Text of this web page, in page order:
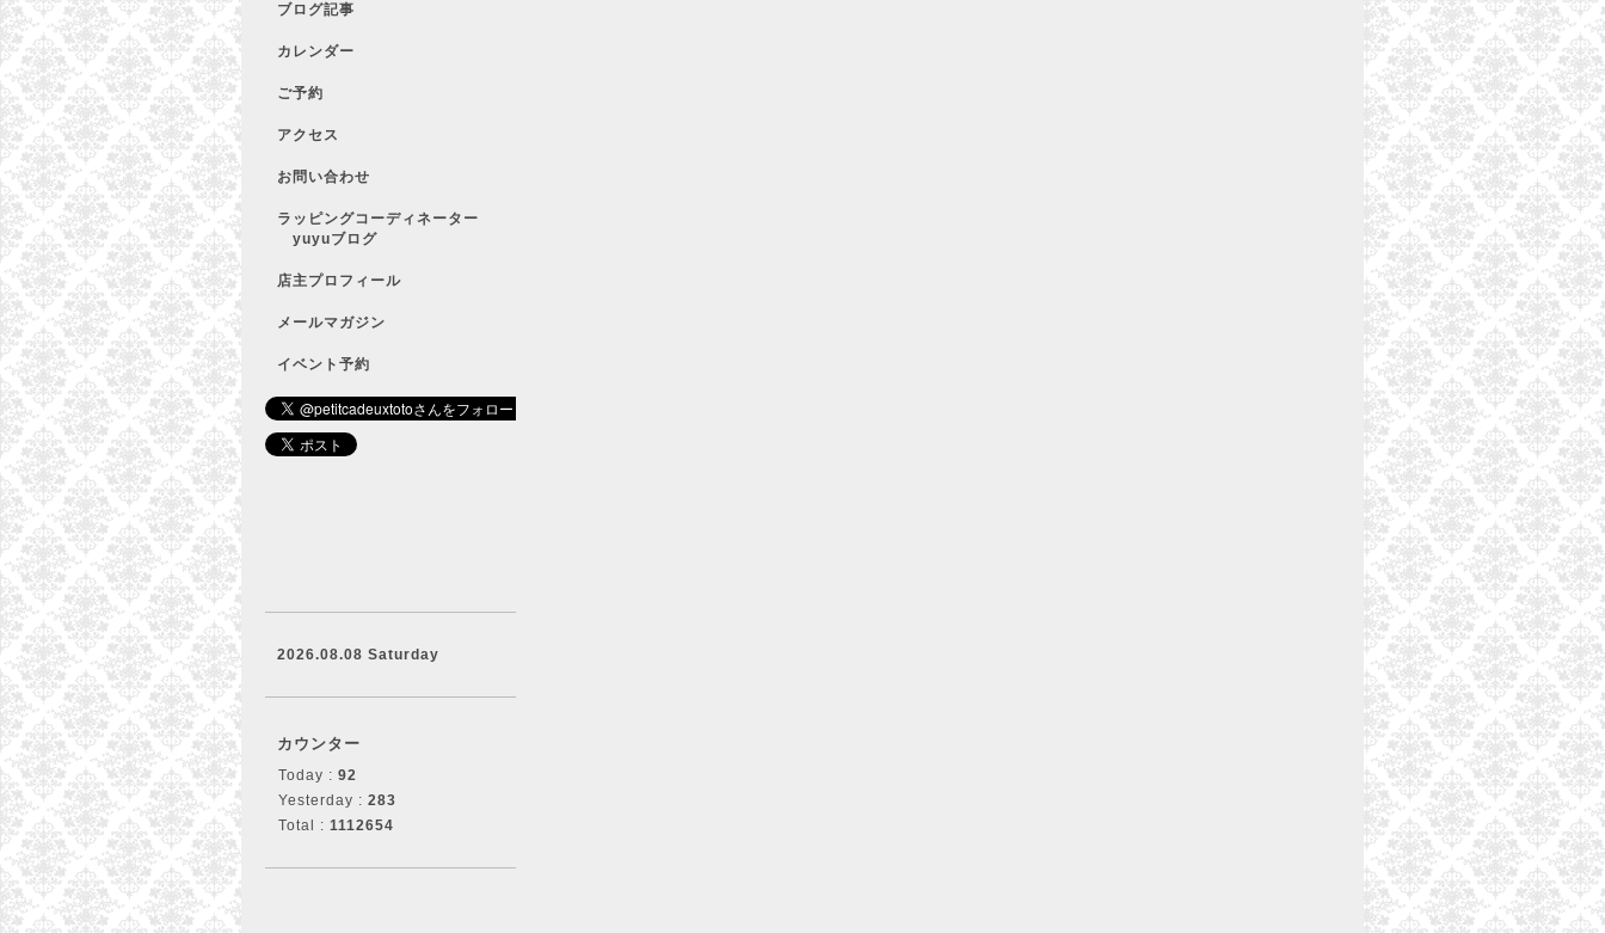
ブログ記事
カレンダー
ご予約
アクセス
お問い合わせ
ラッピングコーディネーター
yuyuブログ
店主プロフィール
メールマガジン
イベント予約
2026.08.08 Saturday
カウンター
Today : 92
Yesterday : 283
Total : 1112654